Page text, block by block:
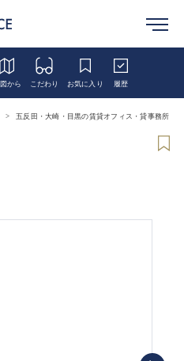
から こだわり お気に入り 履歴
五反田・大崎・目黒の賃貸オフィス・貸事務所